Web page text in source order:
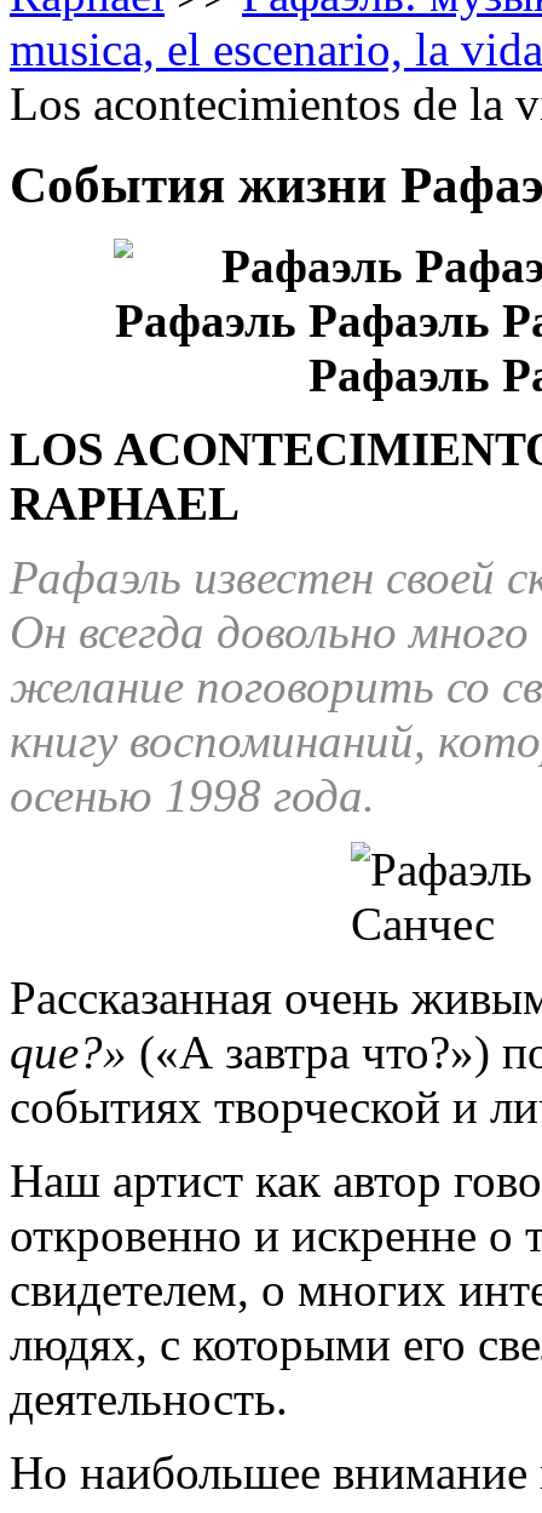
musica, el escenario, la vida
Los acontecimientos de la
События жизни
LOS
RAPHAEL
Рафаэль известен своей
Он всегда довольно
желание поговорить со
книгу воспоминаний,
осенью 1998 года.
Рассказанная очень
que?» («А завтра что?»)
событиях творческой и
Наш артист как автор
откровенно и искренне о
свидетелем, о многих
людях, с которыми его
деятельность.
Но наибольшее внимание